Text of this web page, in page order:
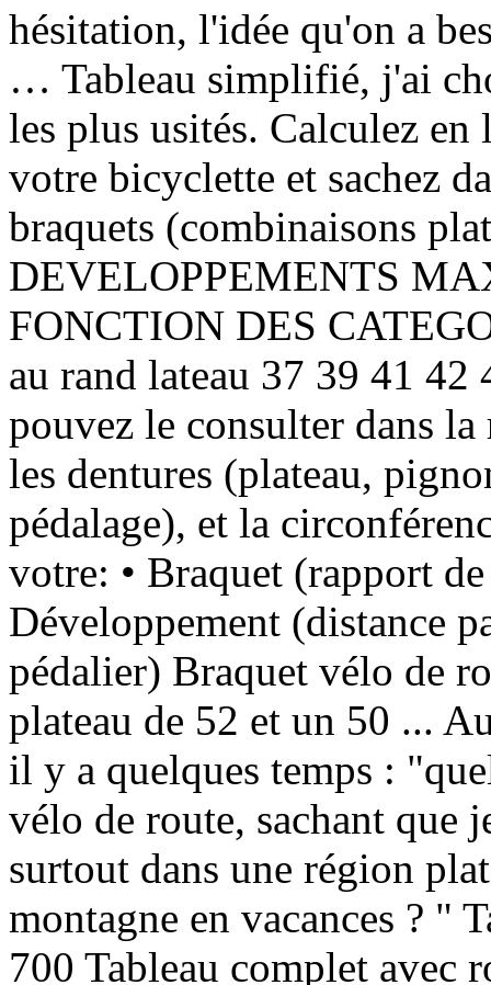
hésitation, l'idée qu'on a
… Tableau simplifié, j'ai
les plus usités. Calculez
votre bicyclette et sachez
braquets (combinaisons
DEVELOPPEMENTS
FONCTION DES
au rand lateau 37 39 41
pouvez le consulter dans
les dentures (plateau,
pédalage), et la
votre: • Braquet (rapport
Développement (distance
pédalier) Braquet vélo de
plateau de 52 et un 50 ...
il y a quelques temps :
vélo de route, sachant que
surtout dans une région
montagne en vacances ? "
700 Tableau complet avec